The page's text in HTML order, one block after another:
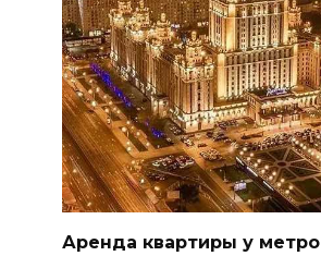
Аренда квартиры у метро